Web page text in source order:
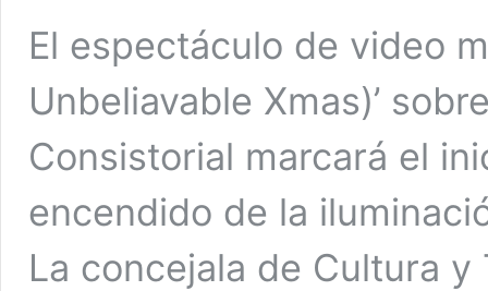
El espectáculo de video
Unbeliavable Xmas)’
Consistorial marcará el
encendido de la
La concejala de Cultura